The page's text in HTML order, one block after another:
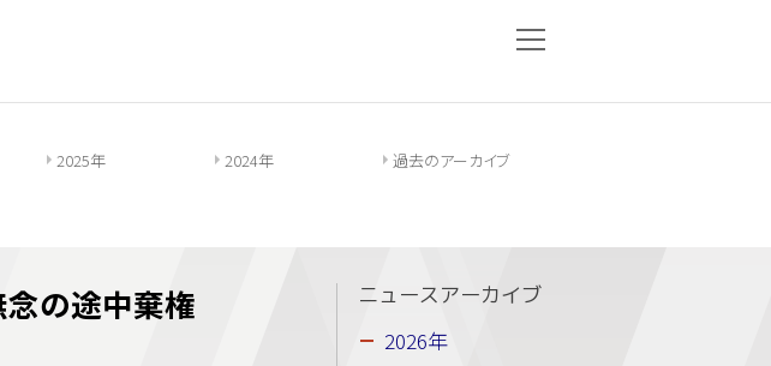
2025年 2024年 過去のアーカイブ
念の途中棄権 ニュースアーカイブ
2026年